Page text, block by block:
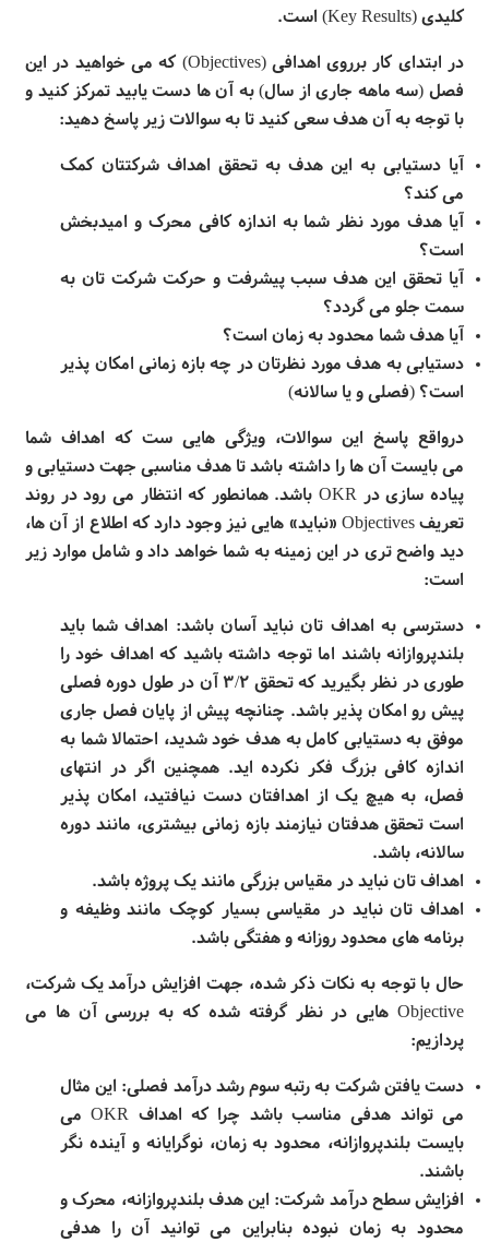
کلیدی (Key Results) است.
در ابتدای کار برروی اهدافی (Objectives) که می خواهید در این
فصل (سه ماهه جاری از سال) به آن ها دست یابید تمرکز کنید و
با توجه به آن هدف سعی کنید تا به سوالات زیر پاسخ دهید:
آیا دستیابی به این هدف به تحقق اهداف شرکتتان کمک
میکند؟
آیا هدف مورد نظر شما به اندازه کافی محرک و امیدبخش
است؟
آیا تحقق این هدف سبب پیشرفت و حرکت شرکت تان به
سمت جلو میگردد؟
آیا هدف شما محدود به زمان است؟
دستیابی به هدف مورد نظرتان در چه بازه زمانی امکان پذیر
است؟ (فصلی و یا سالانه)
درواقع پاسخ این سوالات، ویژگی هایی ست که اهداف شما
میبایست آنها را داشته باشد تا هدف مناسبی جهت دستیابی و
پیاده سازی در OKR باشد. همانطور که انتظار می رود در روند
تعریف» Objectivesنباید» هایی نیز وجود دارد که اطلاع از آنها،
دید واضح تری در این زمینه به شما خواهد داد و شامل موارد زیر
است:
دسترسی به اهداف تان نباید آسان باشد: اهداف شما باید
بلندپروازانه باشند اما توجه داشته باشید که اهداف خود را
طوری در نظر بگیرید که تحقق ۳/۲ آن در طول دوره فصلی
پیش رو امکان پذیر باشد. چنانچه پیش از پایان فصل جاری
موفق به دستیابی کامل به هدف خود شدید، احتمالا شما به
اندازه کافی بزرگ فکر نکرده اید. همچنین اگر در انتهای
فصل، به هیچ یک از اهدافتان دست نیافتید،‌ امکان پذیر
است تحقق هدفتان نیازمند بازه زمانی بیشتری، مانند دوره
سالانه، باشد.
اهدافتان نباید در مقیاس بزرگی مانند یک پروژه باشد.
اهداف تان نباید در مقیاسی بسیار کوچک مانند وظیفه و
برنامههای محدود روزانه و هفتگی باشد.
حال با توجه به نکات ذکر شده،‌ جهت افزایش درآمد یک شرکت،
Objectiveهایی در نظر گرفته شده که به بررسی آن ها می
پردازیم:
دست یافتن شرکت به رتبه سوم رشد درآمد فصلی: این مثال
می تواند هدفی مناسب باشد چرا که اهداف OKR می
بایست بلندپروازانه، محدود به زمان، نوگرایانه و آینده نگر
باشند.
افزایش سطح درآمد شرکت: این هدف بلندپروازانه، محرک و
محدود به زمان نبوده بنابراین می توانید آن را هدفی